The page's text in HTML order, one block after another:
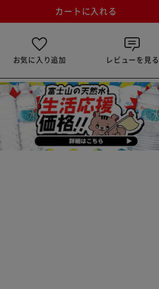
カートに入れる
お気に入り追加 レビューを見る